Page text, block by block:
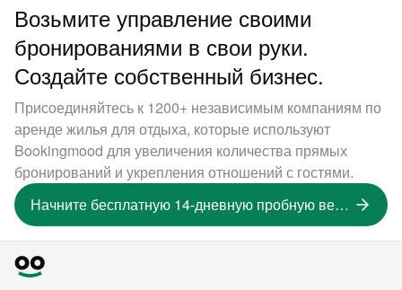
Возьмите управление своими
бронированиями в свои руки.
Создайте собственный бизнес.
Присоединяйтесь к 1200+ независимым компаниям по
аренде жилья для отдыха, которые используют
Bookingmood для увеличения количества прямых
бронирований и укрепления отношений с гостями.
Начните бесплатную 14-дневную пробную версию